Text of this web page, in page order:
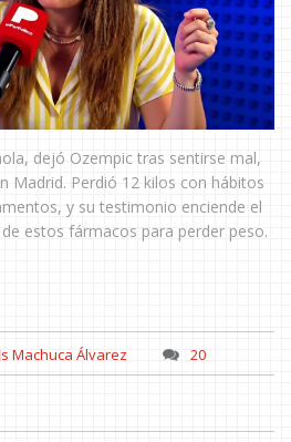
dejó Ozempic tras sentirse mal,
Madrid. Perdió 12 kilos con hábitos
y su testimonio enciende el
estos fármacos para perder peso.
Machuca Álvarez 20